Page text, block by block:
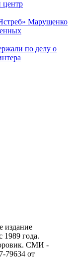
центр
Марущенко
по делу о
издание
1989 года.
CМИ -
79634 от